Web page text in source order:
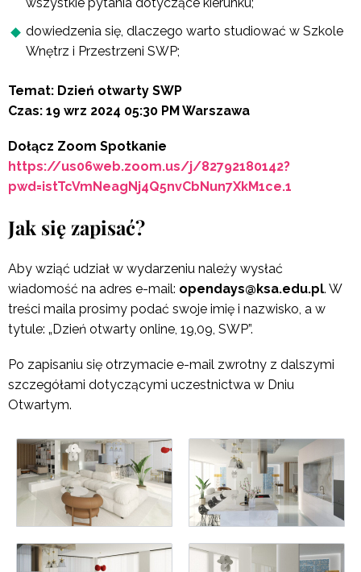
dowiedzenia się, dlaczego warto studiować w Szkole
Wnętrz i Przestrzeni SWP;
Temat: Dzień otwarty SWP
Czas: 19 wrz 2024 05:30 PM Warszawa
Dołącz Zoom Spotkanie
https://us06web.zoom.us/j/82792180142?
pwd=istTcVmNeagNj4Q5nvCbNun7XkM1ce.1
Jak się zapisać?
Aby wziąć udział w wydarzeniu należy wysłać
wiadomość na adres e-mail: opendays@ksa.edu.pl. W
treści maila prosimy podać swoje imię i nazwisko, a w
tytule: „Dzień otwarty online, 19,09, SWP”.
Po zapisaniu się otrzymacie e-mail zwrotny z dalszymi
szczegółami dotyczącymi uczestnictwa w Dniu
Otwartym.